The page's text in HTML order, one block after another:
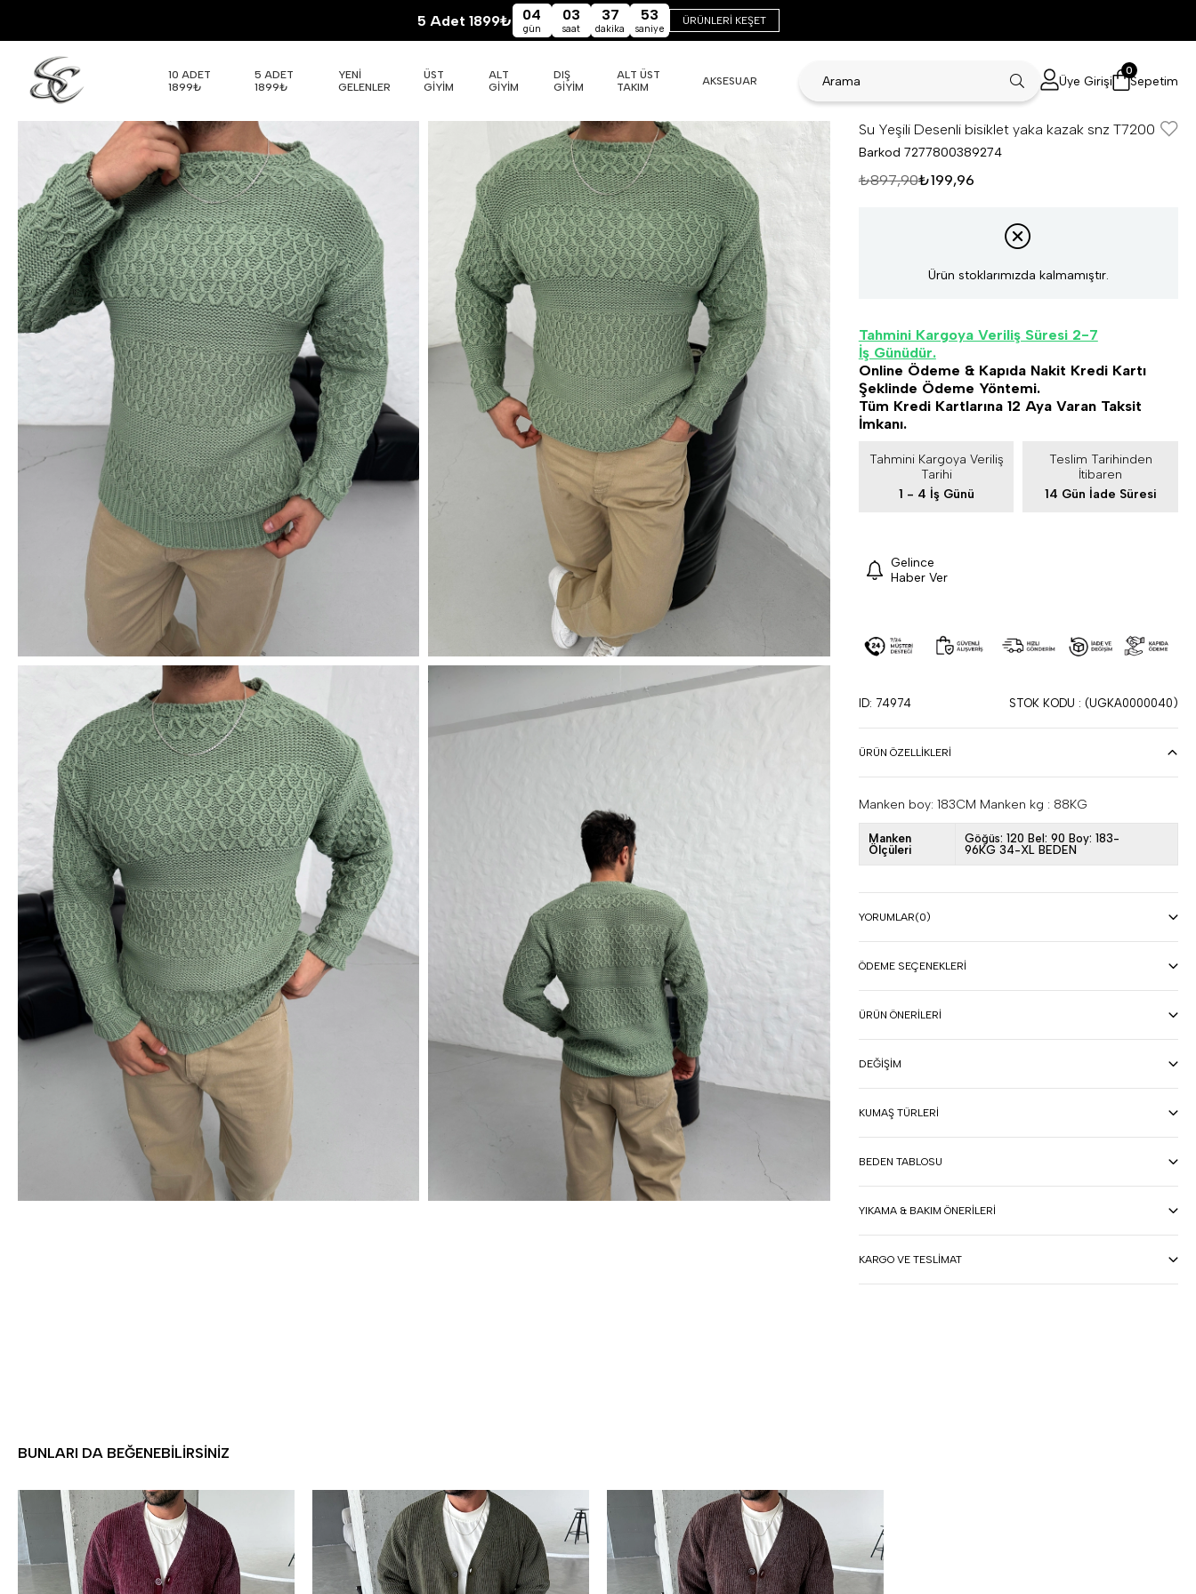
5 Adet 1899₺ 04
gün
03
saat
37
dakika
52
saniye
ÜRÜNLERİ KEŞET
10 ADET
1899₺
5 ADET
1899₺
YENİ
GELENLER
ÜST
GİYİM
ALT
GİYİM
DIŞ
GİYİM
ALT ÜST
TAKIM
AKSESUAR Üye Girişi Sepetim
0
Su Yeşili Desenli bisiklet yaka kazak snz T7200
Barkod 7277800389274
₺897,90₺199,96
Ürün stoklarımızda kalmamıştır.
Tahmini Kargoya Veriliş Süresi 2-7
İş Günüdür.
Online Ödeme & Kapıda Nakit Kredi Kartı
Şeklinde Ödeme Yöntemi.
Tüm Kredi Kartlarına 12 Aya Varan Taksit
İmkanı.
Tahmini Kargoya Veriliş
Tarihi
1 - 4 İş Günü
Teslim Tarihinden
İtibaren
14 Gün İade Süresi
Gelince
Haber Ver
ID: 74974 STOK KODU (UGKA0000040)
ÜRÜN ÖZELLIKLERI
Manken boy: 183CM Manken kg : 88KG
Manken
Ölçüleri
Göğüs: 120 Bel: 90 Boy: 183-
96KG 34-XL BEDEN
YORUMLAR(0)
ÖDEME SEÇENEKLERI
ÜRÜN ÖNERILERI
DEĞIŞIM
KUMAŞ TÜRLERI
BEDEN TABLOSU
YIKAMA & BAKIM ÖNERILERI
KARGO VE TESLIMAT
BUNLARI DA BEĞENEBILIRSINIZ